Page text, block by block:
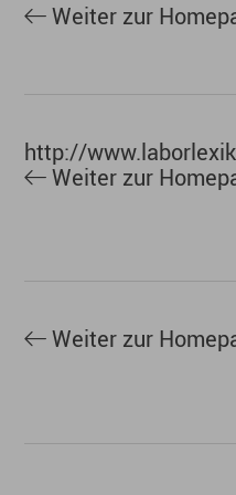
Weiter zur
http://
Weiter zur
Weiter zur